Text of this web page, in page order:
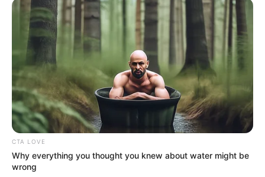
Hobi: –
Facebook: –
X: –
Threads: –
Instagram:@adamalhdyt_2
TikTok:@adamalhidayat
YouTube:@Adamalhdyat
Tinggi, Berat & Penampilan Fisik
CTA LOVE
Why everything you thought you knew about water might be
wrong